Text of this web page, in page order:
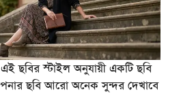
ছবির স্টাইল অনুযায়ী একটি ছবি
ছবি আরো অনেক সুন্দর দেখাবে